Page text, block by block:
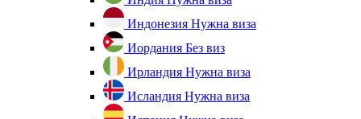
Индонезия Нужна виза
Иордания Без виз
Ирландия Нужна виза
Исландия Нужна виза